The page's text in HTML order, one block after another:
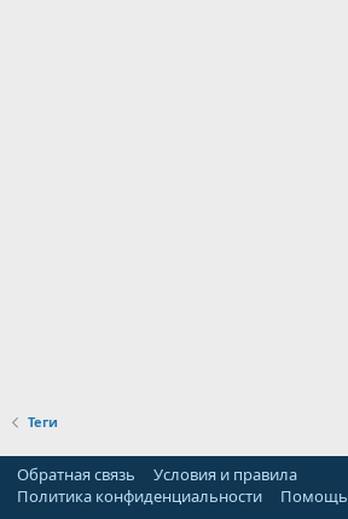
Теги
Обратная связь
Условия и правила
Политика конфиденциальности
Помощь